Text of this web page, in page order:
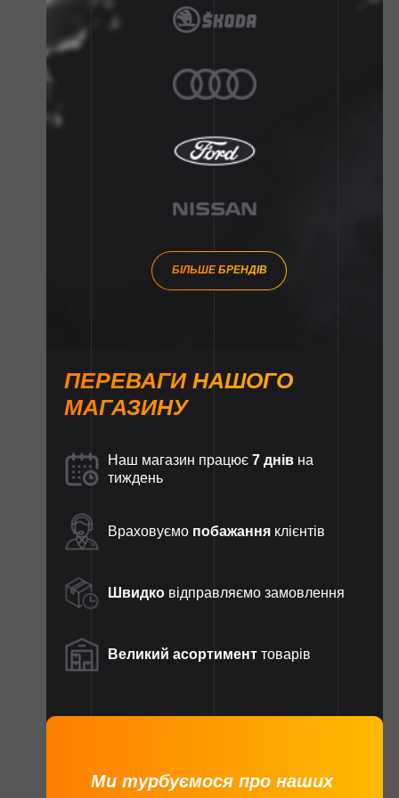
БІЛЬШЕ БРЕНДІВ
ПЕРЕВАГИ НАШОГО
МАГАЗИНУ
Наш магазин працює 7 днів на
тиждень
Враховуємо побажання клієнтів
Швидко відправляємо замовлення
Великий асортимент товарів
Ми турбуємося про наших